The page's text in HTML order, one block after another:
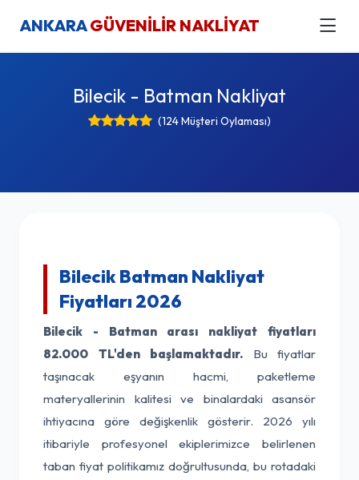
ANKARAGÜVENİLİR NAKLİYAT
Bilecik - Batman Nakliyat
(124 Müşteri Oylaması)
Bilecik Batman Nakliyat
Fiyatları 2026
Bilecik - Batman arası nakliyat fiyatları
82.000 TL'den başlamaktadır. Bu fiyatlar
taşınacak eşyanın hacmi, paketleme
materyallerinin kalitesi ve binalardaki asansör
ihtiyacına göre değişkenlik gösterir. 2026 yılı
itibariyle profesyonel ekiplerimizce belirlenen
taban fiyat politikamız doğrultusunda, bu rotadaki